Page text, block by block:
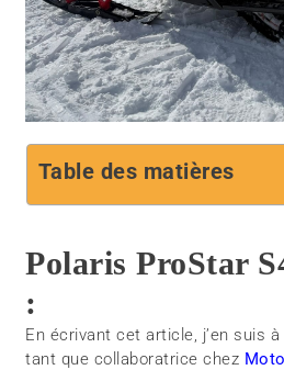
Table des matières
Polaris ProStar
:
En écrivant cet article, j’en suis
tant que collaboratrice chez